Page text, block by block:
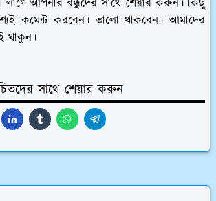
লাগে আপনার বন্ধুদের সাথে শেয়ার করুন। কিছু
কমেন্ট করবেন। ভালো থাকবেন। আমাদের
থাকুন।
সাথে শেয়ার করুন